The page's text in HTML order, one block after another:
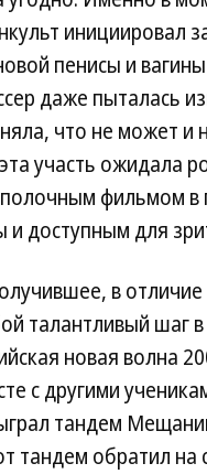
инициировал
пенисы и
даже пыталась
что не может
участь ожидала
фильмом
и доступным для
в
талантливый шаг
новая волна
с другими
тандем
тандем обратил на